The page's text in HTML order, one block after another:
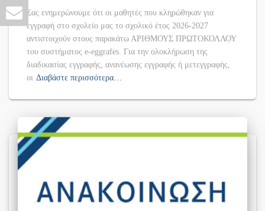
Σας ενημερώνουμε ότι οι μαθητές που κληρώθηκαν για
εγγραφή στο σχολείο μας το σχολικό έτος 2026-2027
αντιστοιχούν στους παρακάτω ΑΡΙΘΜΟΥΣ ΠΡΩΤΟΚΟΛΛΟΥ
του συστήματος e-eggrafes. Για την ολοκλήρωση της
διαδικασίας εγγραφής, ανανέωσης εγγραφής ή μετεγγραφής,
οι Διαβάστε περισσότερα…